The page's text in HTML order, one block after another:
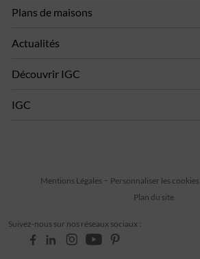
Plans de maisons
Actualités
Découvrir IGC
IGC
Suivez-nous sur nos réseaux sociaux :
Mentions Légales Personnaliser les cookies
Plan du site